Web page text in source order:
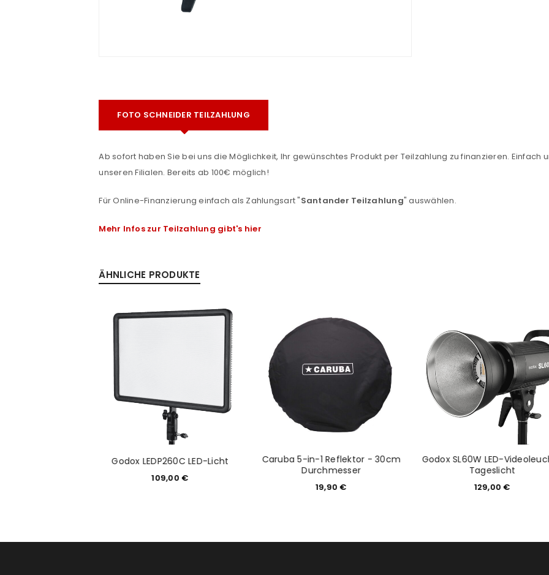
Anmeldeformular geschützt durchWP Captcha
PASSWORT VERGESSEN?
NEWSLETTER ABONNIEREN
Please select all the ways
Ich stimme zu
Ja, ich möchte ein
*
FOTO SCHNEIDER TEILZAHLUNG
Ab sofort haben Sie bei uns die Möglichkeit, Ihr gewünschtes Produkt per Teilzahlung zu finanzieren. Einfach
unseren Filialen. Bereits ab 100€ möglich!
Für Online-Finanzierung einfach als Zahlungsart "Santander Teilzahlung" auswählen.
Mehr Infos zur Teilzahlung gibt's hier
ÄHNLICHE PRODUKTE
Godox LEDP260C LED-Licht
109,00€
Caruba 5-in-1 Reflektor - 30cm
Durchmesser
19,90€
Godox SL60W LED-
Tageslicht
129,00€